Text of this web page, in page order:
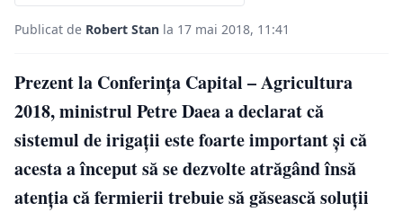
Publicat de Robert Stan la 17 mai 2018, 11:41
Prezent la Conferința Capital – Agricultura
2018, ministrul Petre Daea a declarat că
sistemul de irigații este foarte important și că
acesta a început să se dezvolte atrăgând însă
atenția că fermierii trebuie să găsească soluții